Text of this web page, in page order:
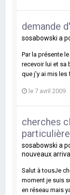
demande
sosabowski a
Par la présente
recevoir lui et sa
que j'y ai mis les
le 7 avril 2009
cherches
sosabowski a
nouveaux
Salut à tousJe
moment je suis
en réseau mais